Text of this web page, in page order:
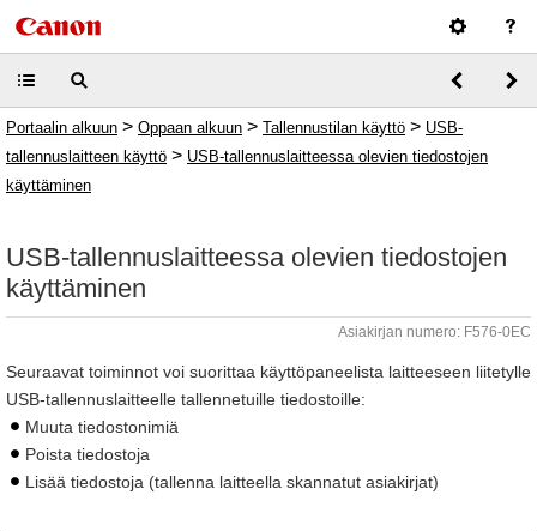
Portaalin alkuun > Oppaan alkuun > Tallennustilan käyttö > USB-
tallennuslaitteen käyttö > USB-tallennuslaitteessa olevien tiedostojen
käyttäminen
USB-tallennuslaitteessa olevien tiedostojen
käyttäminen
Asiakirjan numero: F576-0EC
Seuraavat toiminnot voi suorittaa käyttöpaneelista laitteeseen liitetylle
USB-tallennuslaitteelle tallennetuille tiedostoille:
Muuta tiedostonimiä
Poista tiedostoja
Lisää tiedostoja (tallenna laitteella skannatut asiakirjat)